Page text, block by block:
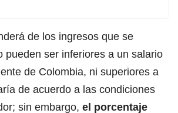
de los ingresos que se
pueden ser inferiores a un salario
de Colombia, ni superiores a
de acuerdo a las condiciones
sin embargo, el porcentaje